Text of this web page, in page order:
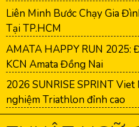
Liên Minh Bước Chạy Gia
Tại TP.HCM
AMATA HAPPY RUN 2025:
KCN Amata Đồng Nai
2026 SUNRISE SPRINT
nghiệm Triathlon đỉnh cao